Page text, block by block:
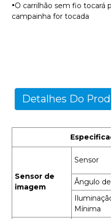
·O carrilhão sem fio tocará
campainha for tocada
Detalhes Do
Sensor de
imagem
Sensor
Ângulo
Mínima